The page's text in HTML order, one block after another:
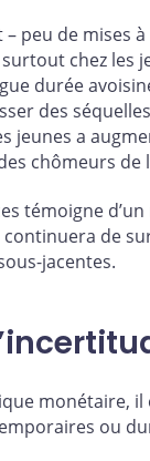
peu de mises
chez les
durée
des
jeunes a
chômeurs de
témoigne
de
jacentes.
monétaire,
ou